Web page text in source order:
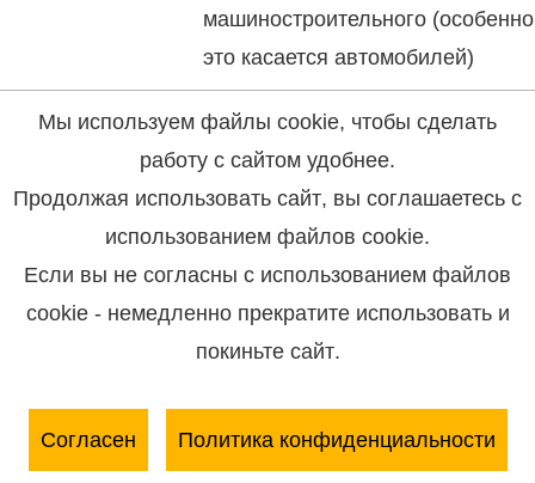
машиностроительного (особенно
это касается автомобилей)
секторов промышленности.
20.09.2017
Мировые новости
сырье,цветной металлопрокат,черный металлопрокат,купить
РОССИИ МОЖЕТ ПОКАЗАТЬ РОСТ К КОНЦУ ГОДА
Мы используем файлы cookie, чтобы сделать
работу с сайтом удобнее.
Продолжая использовать сайт, вы соглашаетесь с
использованием файлов cookie.
Если вы не согласны с использованием файлов
cookie - немедленно прекратите использовать и
покиньте сайт.
Согласен Политика конфиденциальности